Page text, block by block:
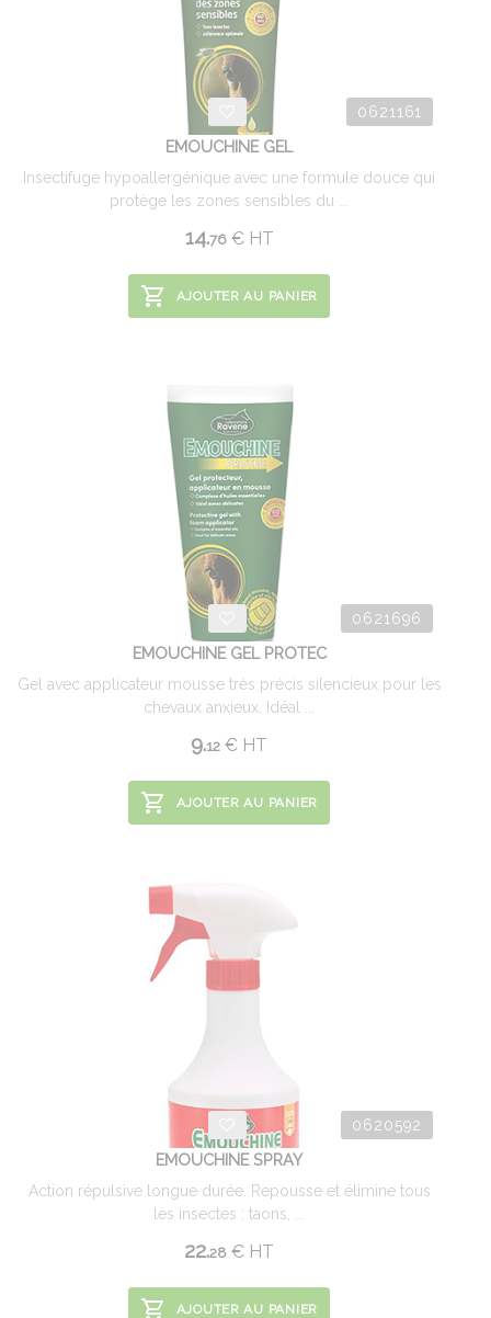
0621161
EMOUCHINE GEL
Insectifuge hypoallergénique avec une formule douce qui
protège les zones sensibles du ...
14.76 €HT
AJOUTER AU PANIER
0621696
EMOUCHINE GEL PROTEC
Gel avec applicateur mousse très précis silencieux pour les
chevaux anxieux. Idéal ...
9.12 € HT
AJOUTER AU PANIER
0620592
EMOUCHINE SPRAY
Action répulsive longue durée. Repousse et élimine tous
les insectes : taons, ...
22.28 € HT
AJOUTER AU PANIER